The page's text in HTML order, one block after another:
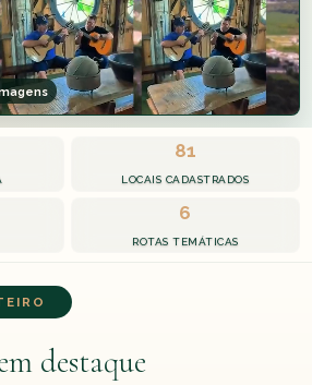
81
LOCAIS CADASTRADOS
6
ROTAS TEMÁTICAS
destaque